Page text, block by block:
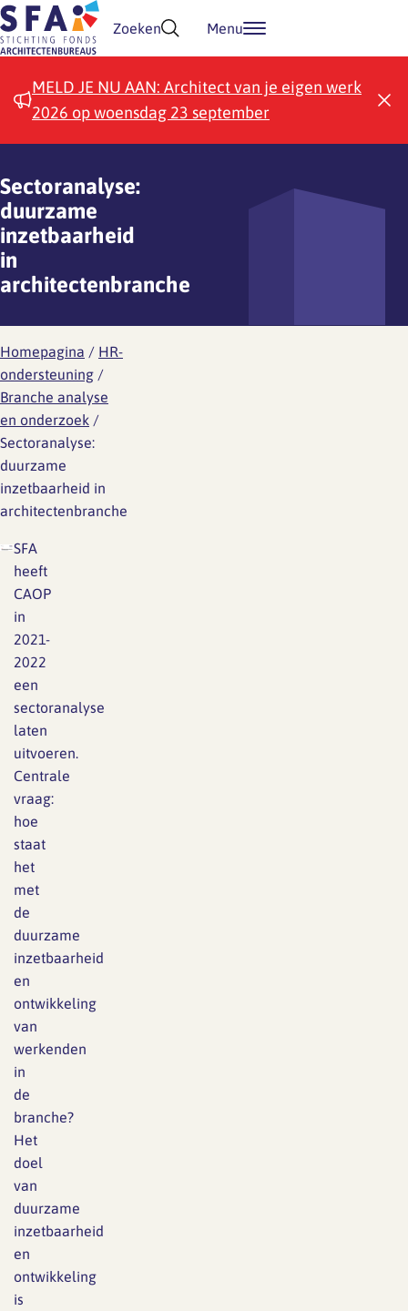
Doorgaan naar inhoud
Zoeken Menu
MELD JE NU AAN: Architect van je eigen werk
2026 op woensdag 23 september
Sectoranalyse:
duurzame
inzetbaarheid
in
architectenbranche
Homepagina / HR-
ondersteuning /
Branche analyse
en onderzoek /
Sectoranalyse:
duurzame
inzetbaarheid in
architectenbranche
SFA
heeft
CAOP
in
2021-
2022
een
sectoranalyse
laten
uitvoeren.
Centrale
vraag:
hoe
staat
het
met
de
duurzame
inzetbaarheid
en
ontwikkeling
van
werkenden
in
de
branche?
Het
doel
van
duurzame
inzetbaarheid
en
ontwikkeling
is